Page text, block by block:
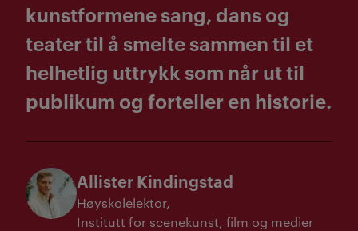
kunstformene sang, dans og
teater til å smelte sammen til et
helhetlig uttrykk som når ut til
publikum og forteller en historie.
Allister Kindingstad
Høyskolelektor
Institutt for scenekunst, film og medier